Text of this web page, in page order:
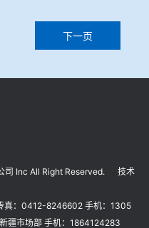
下一页
司 Inc All Right Reserved. 技术
：0412-8246602 手机：1305
疆市场部 手机：1864124283